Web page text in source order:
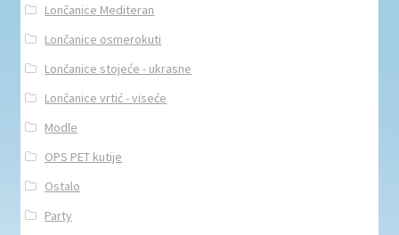
Lončanice Mediteran
Lončanice osmerokuti
Lončanice stojeće - ukrasne
Lončanice vrtić - viseće
Modle
OPS PET kutije
Ostalo
Party